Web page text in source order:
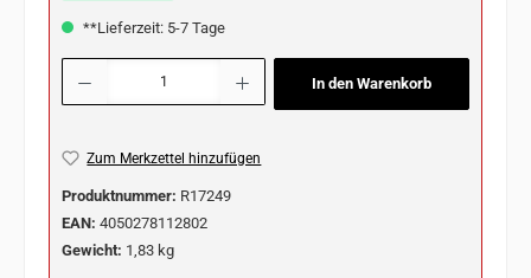
**Lieferzeit: 5-7 Tage
Produkt Anzahl: Gib den gewünschten Wert ein oder benutze die Schaltflächen
In den Warenkorb
Zum Merkzettel hinzufügen
Produktnummer: R17249
EAN: 4050278112802
Gewicht: 1,83 kg